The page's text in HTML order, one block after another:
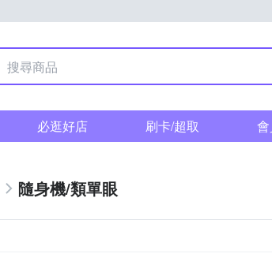
必逛好店 刷卡/超取
隨身機/類單眼